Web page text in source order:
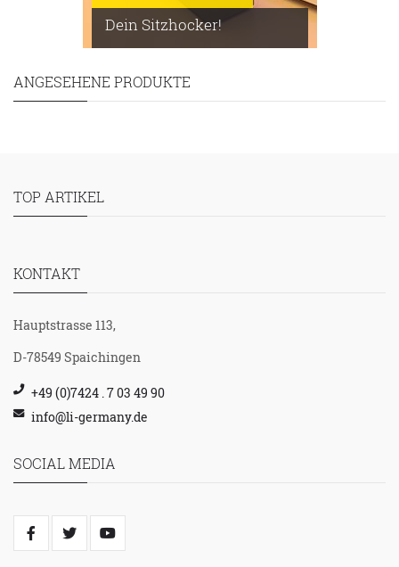
Dein Sitzhocker!
ANGESEHENE PRODUKTE
TOP ARTIKEL
KONTAKT
Hauptstrasse 113,
D-78549 Spaichingen
+49 (0)7424 . 7 03 49 90
info@li-germany.de
SOCIAL MEDIA